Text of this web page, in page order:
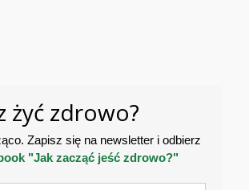
żyć zdrowo?
Zapisz się na newsletter i odbierz
"Jak zacząć jeść zdrowo?"